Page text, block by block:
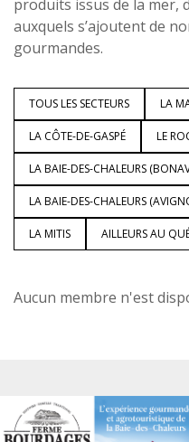
produits issus de la mer,
auxquels s’ajoutent de
gourmandes.
TOUS LES SECTEURS LA
LA CÔTE-DE-GASPÉ LE
LA BAIE-DES-CHALEURS
LA BAIE-DES-CHALEURS
LA MITIS AILLEURS AU
Aucun membre n'est